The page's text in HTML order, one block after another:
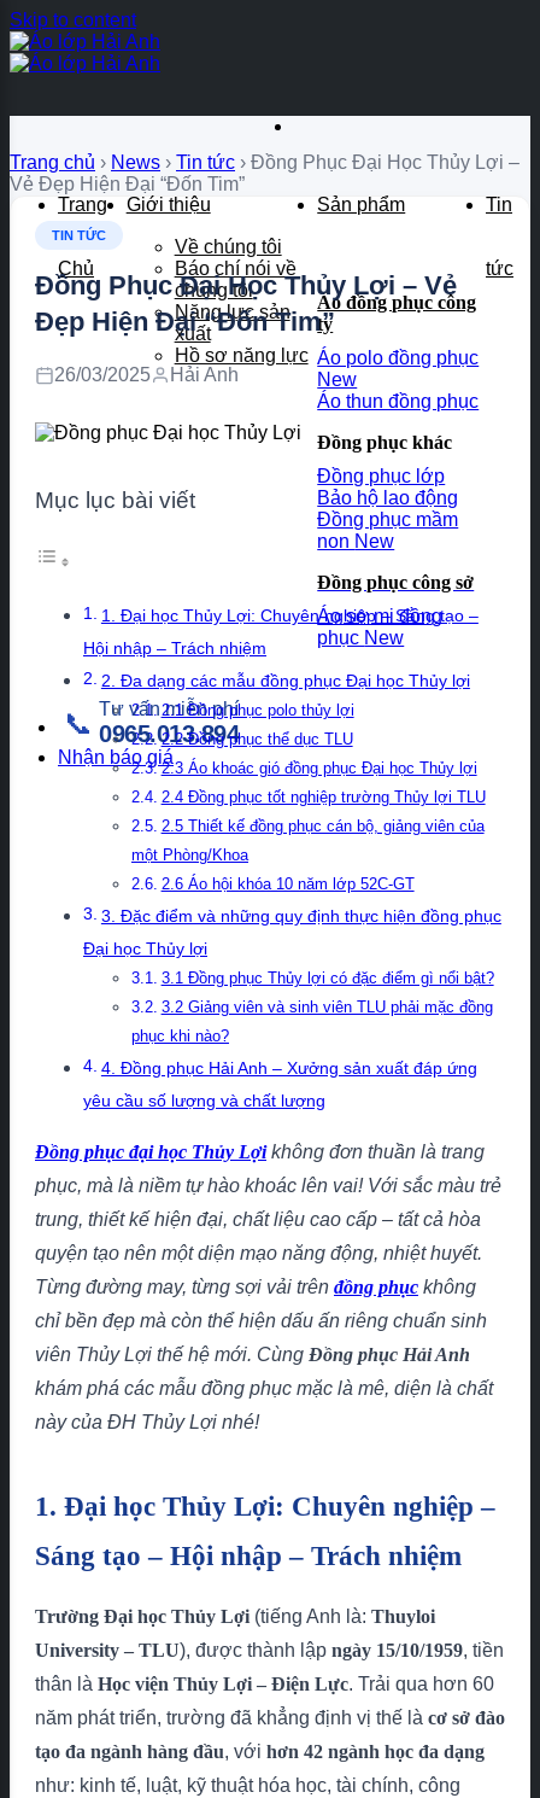
Skip to content
Trang
Chủ
Giới thiệu
Về chúng tôi
Báo chí nói về
chúng tôi
Năng lực sản
xuất
Hồ sơ năng lực
Sản phẩm
Áo đồng phục công
ty
Áo polo đồng phục
Áo thun đồng phục
Đồng phục khác
Đồng phục lớp
Bảo hộ lao động
Đồng phục mầm
non
Đồng phục công sở
Áo sơ mi đồng
phục
Tin
tức
📞 Tư vấn miễn phí
0965.013.894
Nhận báo giá
Trang chủ › News › Tin tức › Đồng Phục Đại Học Thủy Lợi –
Vẻ Đẹp Hiện Đại “Đốn Tim”
TIN TỨC
Đồng Phục Đại Học Thủy Lợi – Vẻ
Đẹp Hiện Đại “Đốn Tim”
26/03/2025 Hải Anh
Mục lục bài viết
1. Đại học Thủy Lợi: Chuyên nghiệp – Sáng tạo –
Hội nhập – Trách nhiệm
2. Đa dạng các mẫu đồng phục Đại học Thủy lợi
2.1 Đồng phục polo thủy lợi
2.2 Đồng phục thể dục TLU
2.3 Áo khoác gió đồng phục Đại học Thủy lợi
2.4 Đồng phục tốt nghiệp trường Thủy lợi TLU
2.5 Thiết kế đồng phục cán bộ, giảng viên của
một Phòng/Khoa
2.6 Áo hội khóa 10 năm lớp 52C-GT
3. Đặc điểm và những quy định thực hiện đồng phục
Đại học Thủy lợi
3.1 Đồng phục Thủy lợi có đặc điểm gì nổi bật?
3.2 Giảng viên và sinh viên TLU phải mặc đồng
phục khi nào?
4. Đồng phục Hải Anh – Xưởng sản xuất đáp ứng
yêu cầu số lượng và chất lượng
Đồng phục đại học Thủy Lợi không đơn thuần là trang
phục, mà là niềm tự hào khoác lên vai! Với sắc màu trẻ
trung, thiết kế hiện đại, chất liệu cao cấp – tất cả hòa
quyện tạo nên một diện mạo năng động, nhiệt huyết.
Từng đường may, từng sợi vải trên đồng phục không
chỉ bền đẹp mà còn thể hiện dấu ấn riêng chuẩn sinh
viên Thủy Lợi thế hệ mới. Cùng Đồng phục Hải Anh
khám phá các mẫu đồng phục mặc là mê, diện là chất
này của ĐH Thủy Lợi nhé!
1. Đại học Thủy Lợi: Chuyên nghiệp –
Sáng tạo – Hội nhập – Trách nhiệm
Trường Đại học Thủy Lợi (tiếng Anh là: Thuyloi
University – TLU), được thành lập ngày 15/10/1959, tiền
thân là Học viện Thủy Lợi – Điện Lực. Trải qua hơn 60
năm phát triển, trường đã khẳng định vị thế là cơ sở đào
tạo đa ngành hàng đầu, với hơn 42 ngành học đa dạng
như: kinh tế, luật, kỹ thuật hóa học, tài chính, công